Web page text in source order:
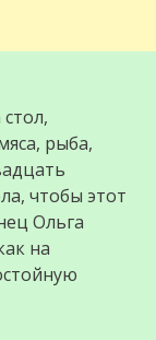
рыба,
чтобы этот
Ольга
на